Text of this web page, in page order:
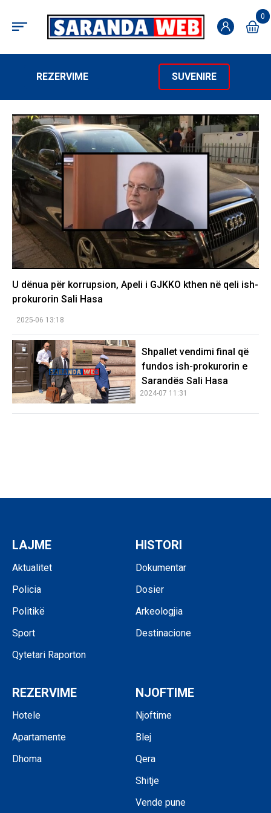
0
REZERVIME SUVENIRE
U dënua për korrupsion, Apeli i GJKKO kthen në qeli ish-
prokurorin Sali Hasa
2025-06 13:18
Shpallet vendimi final që
fundos ish-prokurorin e
Sarandës Sali Hasa
2024-07 11:31
LAJME
Aktualitet
Policia
Politikë
Sport
Qytetari Raporton
HISTORI
Dokumentar
Dosier
Arkeologjia
Destinacione
REZERVIME
Hotele
Apartamente
Dhoma
NJOFTIME
Njoftime
Blej
Qera
Shitje
Vende pune